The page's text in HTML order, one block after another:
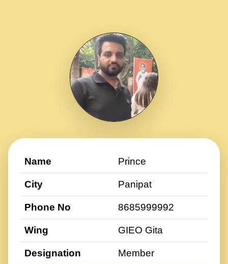
Name Prince
City Panipat
Phone No 8685999992
Wing GIEO Gita
Designation Member